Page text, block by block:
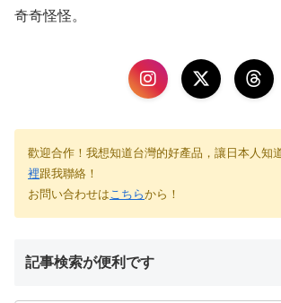
奇奇怪怪。
歡迎合作！我想知道台灣的好產品，讓日本人知
裡跟我聯絡！
お問い合わせはこちらから！
記事検索が便利です